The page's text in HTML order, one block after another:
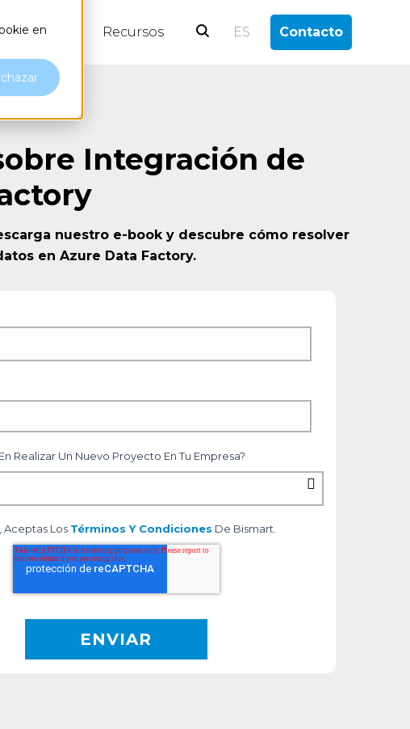
enBlog Recursos ES Contacto
Integración de
nuestro e-book y descubre cómo resolver
en Azure Data Factory.
Realizar Un Nuevo Proyecto En Tu Empresa?
Aceptas Los Términos Y Condiciones De Bismart.